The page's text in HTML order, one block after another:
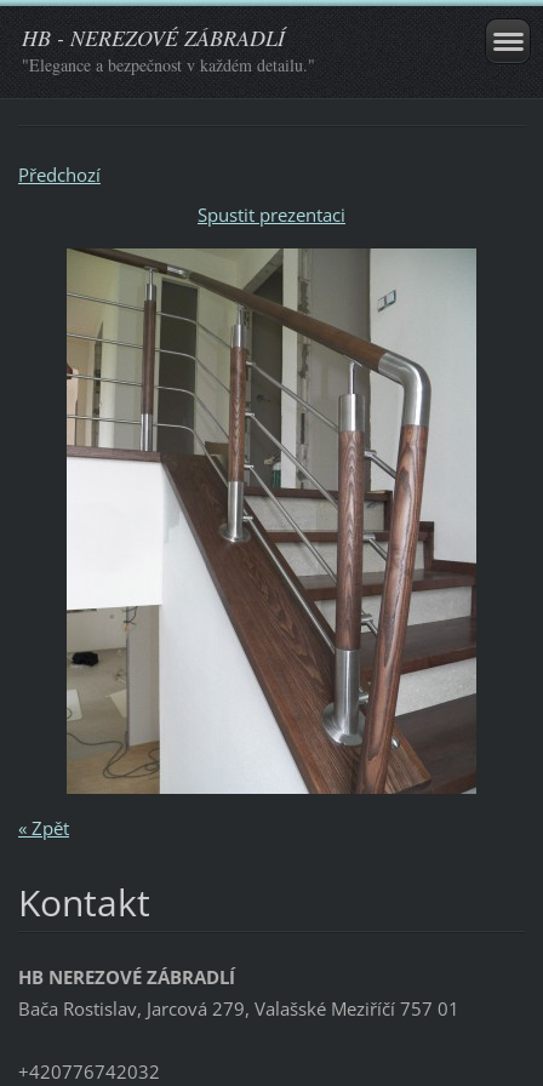
HB - NEREZOVÉ ZÁBRADLÍ
"Elegance a bezpečnost v každém detailu."
Předchozí
Spustit prezentaci
« Zpět
Kontakt
HB NEREZOVÉ ZÁBRADLÍ
Bača Rostislav, Jarcová 279, Valašské Meziříčí 757 01
+420776742032